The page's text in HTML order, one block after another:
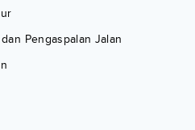
Pengaspalan Jalan